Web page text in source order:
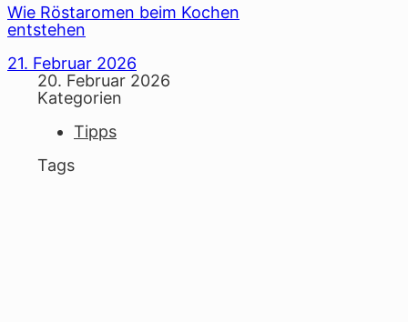
Wie Röstaromen beim Kochen
entstehen
21. Februar 2026
20. Februar 2026
Kategorien
Tipps
Tags